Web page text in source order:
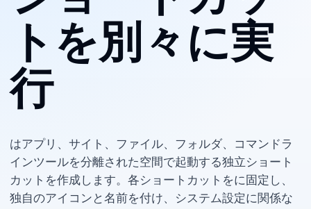
トを別々に実
行
Parall は macOS アプリ、Web サイト、ファイル、フォルダ、コマンドラ
インツールを分離された空間で起動する独立ショート
カットを作成します。各ショートカットを Dock に固定し、
独自のアイコンと名前を付け、システム設定に関係な